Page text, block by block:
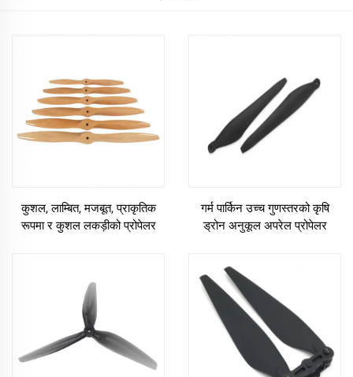
कुशल, लाम्बित, मजबूत, प्राकृतिक
रूपमा र कुशल लकड़ीको प्रोपेलर
गर्म पार्किन उच्च गुणस्तरको कृषि
ड्रोन अनुकूल अपरेल प्रोपेलर